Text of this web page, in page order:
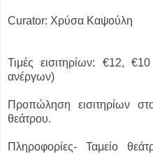
Curator: Χρύσα Καψούλη
Τιμές εισιτηρίων: €12,
ανέργων)
Προπώληση εισιτηρίων
θεάτρου.
Πληροφορίες- Ταμείο